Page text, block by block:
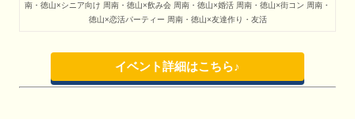
南・徳山×シニア向け 周南・徳山×飲み会 周南・徳山×婚活 周南・徳山×街コン 周南・
徳山×恋活パーティー 周南・徳山×友達作り・友活
イベント詳細はこちら♪